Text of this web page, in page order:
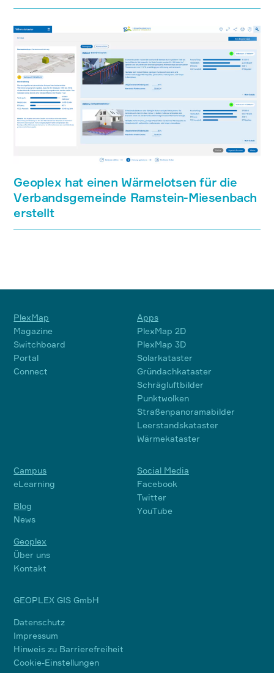
Geoplex hat einen Wärmelotsen für die
Verbandsgemeinde Ramstein-Miesenbach
erstellt
PlexMap
Magazine
Switchboard
Portal
Connect
Apps
PlexMap 2D
PlexMap 3D
Solarkataster
Gründachkataster
Schrägluftbilder
Punktwolken
Straßenpanoramabilder
Leerstandskataster
Wärmekataster
Campus
eLearning
Blog
News
Geoplex
Über uns
Kontakt
Social Media
Facebook
Twitter
YouTube
GEOPLEX GIS GmbH
Datenschutz
Impressum
Hinweis zu Barrierefreiheit
Cookie-Einstellungen